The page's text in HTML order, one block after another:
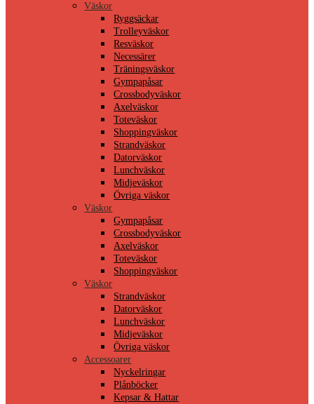
Väskor
Ryggsäckar
Trolleyväskor
Resväskor
Necessärer
Träningsväskor
Gympapåsar
Crossbodyväskor
Axelväskor
Toteväskor
Shoppingväskor
Strandväskor
Datorväskor
Lunchväskor
Midjeväskor
Övriga väskor
Väskor
Gympapåsar
Crossbodyväskor
Axelväskor
Toteväskor
Shoppingväskor
Väskor
Strandväskor
Datorväskor
Lunchväskor
Midjeväskor
Övriga väskor
Accessoarer
Nyckelringar
Plånböcker
Kepsar & Hattar